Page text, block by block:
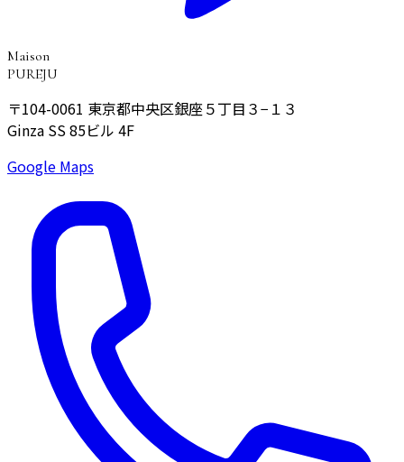
Maison
PUREJU
〒104-0061 東京都中央区銀座５丁目３−１３
Ginza SS 85ビル 4F
Google Maps